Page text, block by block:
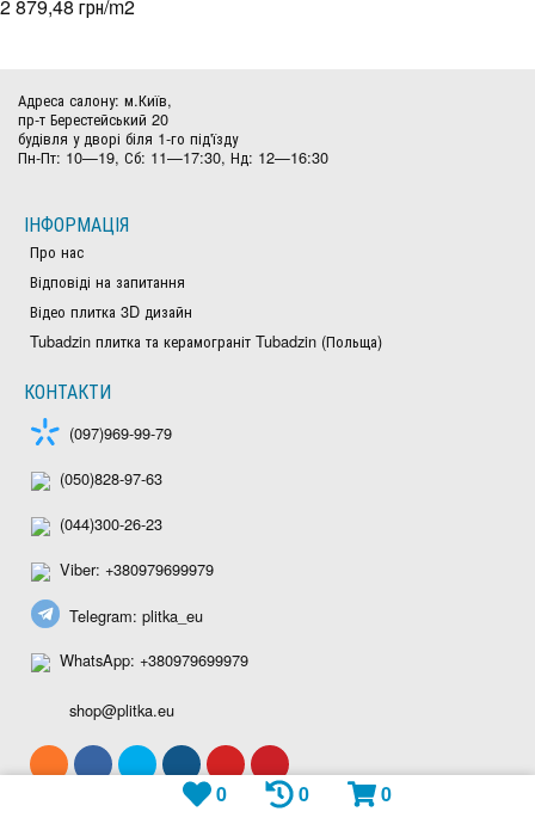
2 879,48 грн/m2
Адреса салону: м.Київ,
пр-т Берестейський 20
будівля у дворі біля 1-го під'їзду
Пн-Пт: 10—19, Сб: 11—17:30, Нд: 12—16:30
ІНФОРМАЦІЯ
Про нас
Відповіді на запитання
Відео плитка 3D дизайн
Tubadzin плитка та керамограніт Tubadzin (Польща)
КОНТАКТИ
(097)969-99-79
(050)828-97-63
(044)300-26-23
Viber: +380979699979
Telegram: plitka_eu
WhatsApp: +380979699979
shop@plitka.eu
0 0 0